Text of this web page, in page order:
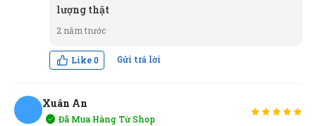
lượng thật
2 năm trước
Like0 Gửi trả lời
Xuân An
Đã Mua Hàng Từ Shop
HUTIS PC-6600
(Đánh giá 2 năm trước)
Hài lòng nhất về chính sách đổi trả và bảo hành,
hàng khác